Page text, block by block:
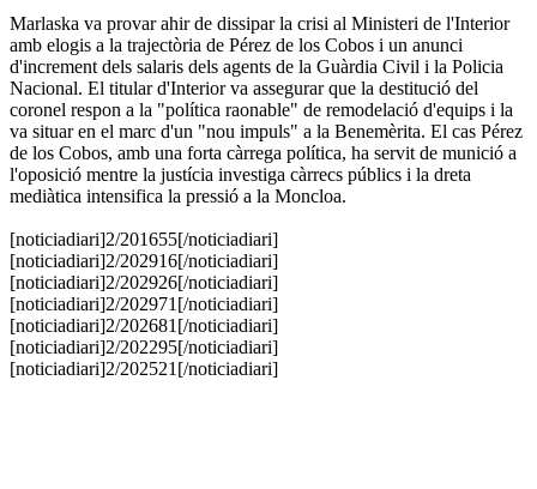
Marlaska va provar ahir de dissipar la crisi al Ministeri de l'Interior
amb elogis a la trajectòria de Pérez de los Cobos i un anunci
d'increment dels salaris dels agents de la Guàrdia Civil i la Policia
Nacional. El titular d'Interior va assegurar que la destitució del
coronel respon a la "política raonable" de remodelació d'equips i la
va situar en el marc d'un "nou impuls" a la Benemèrita. El cas Pérez
de los Cobos, amb una forta càrrega política, ha servit de munició a
l'oposició mentre la justícia investiga càrrecs públics i la dreta
mediàtica intensifica la pressió a la Moncloa.
[noticiadiari]2/201655[/noticiadiari]
[noticiadiari]2/202916[/noticiadiari]
[noticiadiari]2/202926[/noticiadiari]
[noticiadiari]2/202971[/noticiadiari]
[noticiadiari]2/202681[/noticiadiari]
[noticiadiari]2/202295[/noticiadiari]
[noticiadiari]2/202521[/noticiadiari]